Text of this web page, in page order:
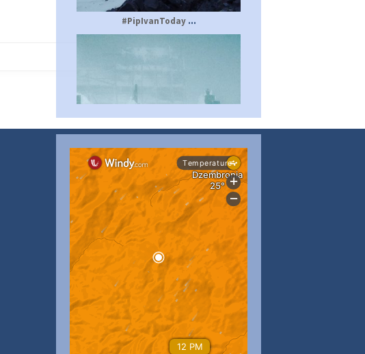
#PipIvanToday ...
#PipIvanToday...
pimrec_project